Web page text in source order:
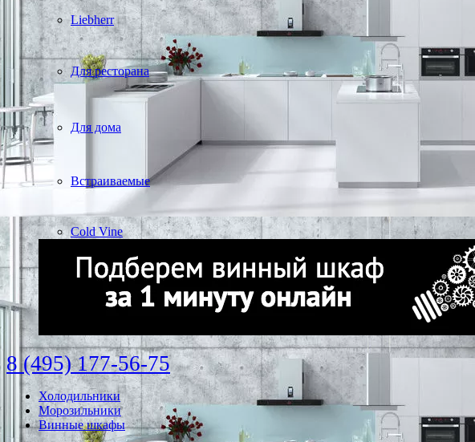
Liebherr
Для ресторана
Для дома
Встраиваемые
Cold Vine
8 (495) 177-56-75
Холодильники
Морозильники
Винные шкафы